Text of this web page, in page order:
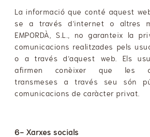
La informació que conté aquest
se a través d’internet o altres
EMPORDÀ, S.L., no garanteix la
comunicacions realitzades pels
o a través d’aquest web. Els
afirmen conèixer que les
transmeses a través seu són
comunicacions de caràcter privat.
6- Xarxes socials